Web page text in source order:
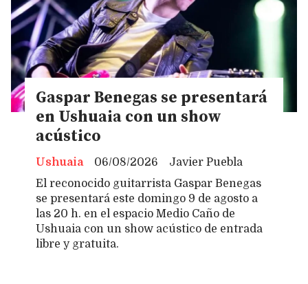
Gaspar Benegas se presentará
en Ushuaia con un show
acústico
Javier Puebla
Ushuaia
06/08/2026
El reconocido guitarrista Gaspar Benegas
se presentará este domingo 9 de agosto a
las 20 h. en el espacio Medio Caño de
Ushuaia con un show acústico de entrada
libre y gratuita.